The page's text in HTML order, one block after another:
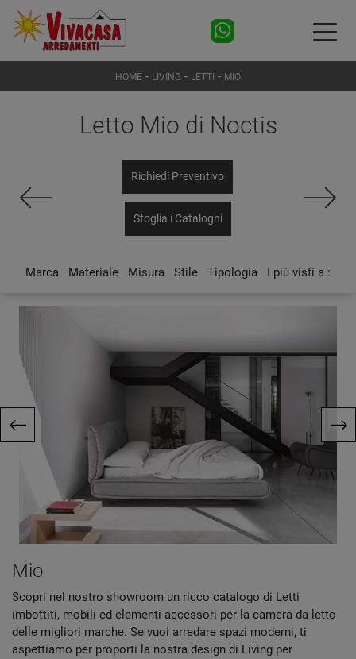
HOME - LIVING - LETTI - MIO
Letto Mio di Noctis
Richiedi Preventivo
Sfoglia i Cataloghi
Marca Materiale Misura Stile Tipologia I più visti a :
Mio
Scopri nel nostro showroom un ricco catalogo di Letti
imbottiti, mobili ed elementi accessori per la camera da letto
delle migliori marche. Se vuoi arredare spazi moderni, ti
aspettiamo per proporti la nostra design di Living per